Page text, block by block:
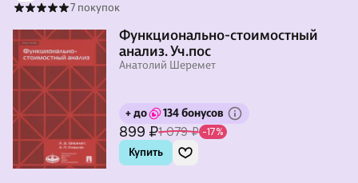
7 покупок
Функционально-стоимостный
анализ. Уч.пос
Анатолий Шеремет
+ до 134 бонусов
899 ₽1 079 ₽ -17%
Купить